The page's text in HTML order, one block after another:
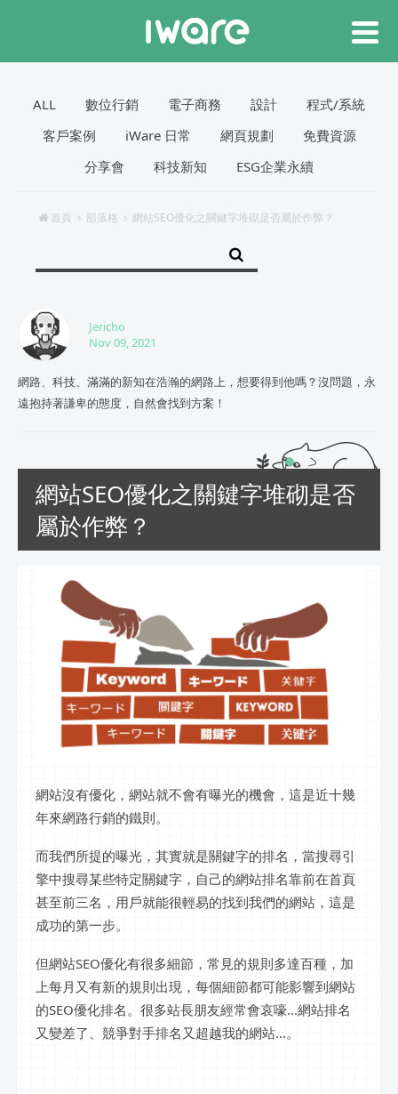
ALL 數位行銷 電子商務 設計
程式/系統
客戶案例
iWare 日常 網頁規劃
免費資源
分享會
科技新知 ESG企業永續
首頁 部落格 網站SEO優化之關鍵字堆砌是否屬於作弊？
Jericho
Nov 09, 2021
網路、科技、滿滿的新知在浩瀚的網路上，想要得到他嗎？沒問題，永
遠抱持著謙卑的態度，自然會找到方案！
網站SEO優化之關鍵字堆砌是否
屬於作弊？
網站沒有優化，網站就不會有曝光的機會，這是近十幾
年來網路行銷的鐵則。
而我們所提的曝光，其實就是關鍵字的排名，當搜尋引
擎中搜尋某些特定關鍵字，自己的網站排名靠前在首頁
甚至前三名，用戶就能很輕易的找到我們的網站，這是
成功的第一步。
但網站SEO優化有很多細節，常見的規則多達百種，加
上每月又有新的規則出現，每個細節都可能影響到網站
的SEO優化排名。很多站長朋友經常會哀嚎...網站排名
又變差了、競爭對手排名又超越我的網站...。